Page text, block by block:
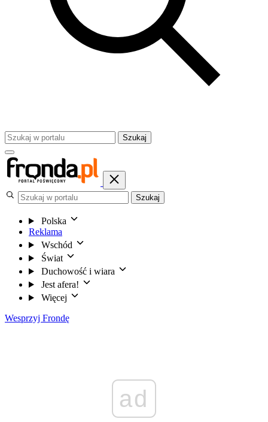
Szukaj
Szukaj
Polska
Reklama
Wschód
Świat
Duchowość i wiara
Jest afera!
Więcej
Wesprzyj Frondę
ad